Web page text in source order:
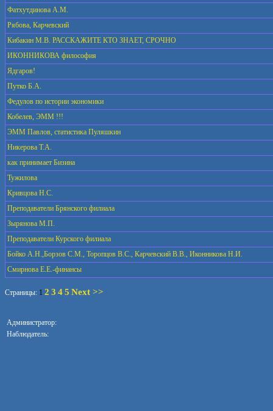
Фатхутдинова А.М.
Рябова, Карчевский
Кибакин М.В. РАССКАЖИТЕ КТО ЗНАЕТ, СРОЧНО
ИКОННИКОВА философия
Ядгаров!
Путко Б.А.
Федулов по истории экономики
Кобелев, ЭММ !!!
ЭММ Павлов, статистика Пуляшкин
Никерова Т.А.
как принимает Бизина
Тужилова
Кривцова Н.С.
Преподаватели Брянского филиала
Зырянова М.П.
Преподаватели Курского филиала
Бойко А.Н.,Борзов С.М., Торопцов В.С., Карчевский В.В., Иконникова Н.И.
Смирнова Е.Е.-финансы
Страницы: 1 2 3 45 Next >>
Администратор:
Наблюдатель: